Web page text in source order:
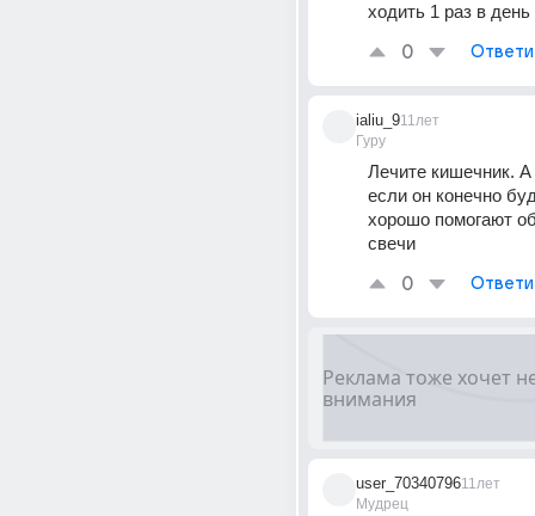
ходить 1 раз в день
0
ialiu_9
Гуру
11лет
Лечите кишечник. А
если он конечно
хорошо помогают
свечи
0
user_70340796
Мудрец
11лет